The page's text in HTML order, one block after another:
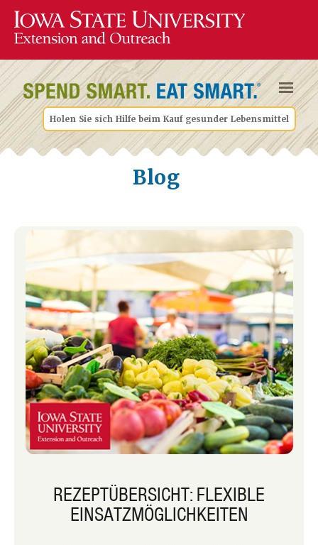
Holen Sie sich Hilfe beim Kauf gesunder Lebensmittel
Blog
REZEPTÜBERSICHT: FLEXIBLE
EINSATZMÖGLICHKEITEN